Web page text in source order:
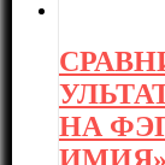
НА